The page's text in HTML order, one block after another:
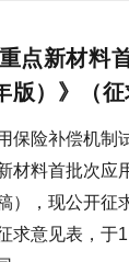
点新材料
版）》（
保险补偿机制
材料首批次应
），现公开征
求意见表，于